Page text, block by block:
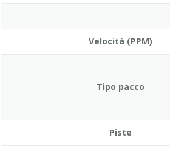
Velocità (PPM)
Tipo pacco
Piste